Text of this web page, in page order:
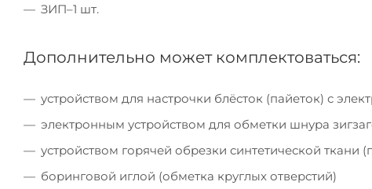
ЗИП–1 шт.
Дополнительно может комплектоваться:
устройством для настрочки блёсток (пайеток) с
электронным устройством для обметки шнура
устройством горячей обрезки синтетической
боринговой иглой (обметка круглых отверстий)